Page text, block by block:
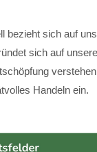
bezieht sich auf
sich auf
Handeln ein.